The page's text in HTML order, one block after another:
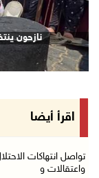
08/آب/2026 09:33 م
الاحتلال يقتحم
08/آب/2026 09:32 م
مستعمرون
الاحتلال يقتحم
إصابات
نازحون
اقرأ أيضا
تواصل انتهاكات
واعتقالات و